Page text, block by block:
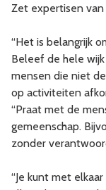
Zet expertisen van
“Het is belangrijk
Beleef de hele
mensen die niet
op activiteiten
“Praat met de
gemeenschap.
zonder
“Je kunt met